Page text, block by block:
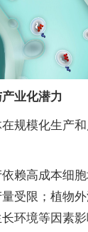
业化潜力
规模化生产
赖高成本细
受限；植物
环境等因素